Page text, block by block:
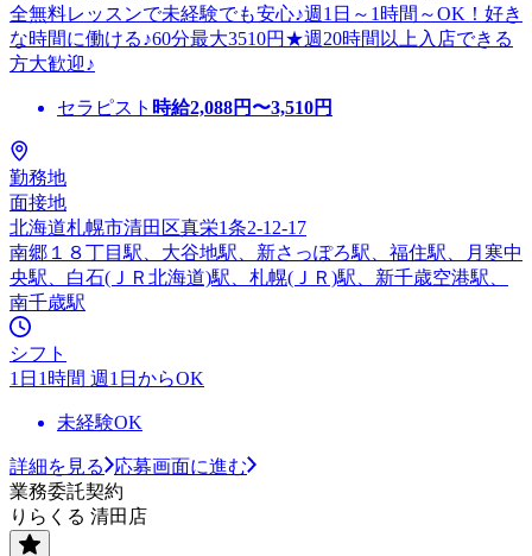
全無料レッスンで未経験でも安心♪週1日～1時間～OK！好き
な時間に働ける♪60分最大3510円★週20時間以上入店できる
方大歓迎♪
セラピスト 時給2,088円〜3,510円
勤務地
面接地
北海道札幌市清田区真栄1条2-12-17
南郷１８丁目駅、大谷地駅、新さっぽろ駅、福住駅、月寒中
央駅、白石(ＪＲ北海道)駅、札幌(ＪＲ)駅、新千歳空港駅、
南千歳駅
シフト
1日1時間 週1日からOK
未経験OK
詳細を見る
応募画面に進む
業務委託契約
りらくる 清田店